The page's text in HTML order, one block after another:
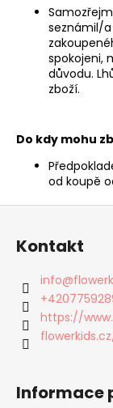
seznámil/
spokojeni,
důvodu.
zboží.
Do kdy mohu
od koupě
120
Původně:
Z
Kontakt
info@
https://
Informace